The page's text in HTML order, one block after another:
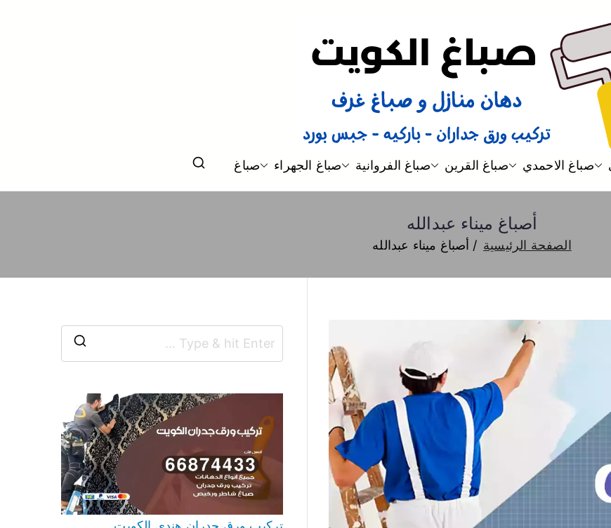
صباغ
صباغ الكويت 66616884 صباغ هندي رخيص و شاطر دهان منازل وتركيب ورق جدران صباغ الاحمدي صباغ القرين صباغ الفروانية صباغ الجهراء صباغ
أصباغ ميناء عبدالله
الصفحة الرئيسية أصباغ ميناء عبدالله